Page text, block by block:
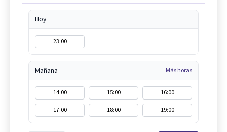
Hoy
23:00
Mañana Más horas
14:00 15:00
16:00
17:00
18:00 19:00